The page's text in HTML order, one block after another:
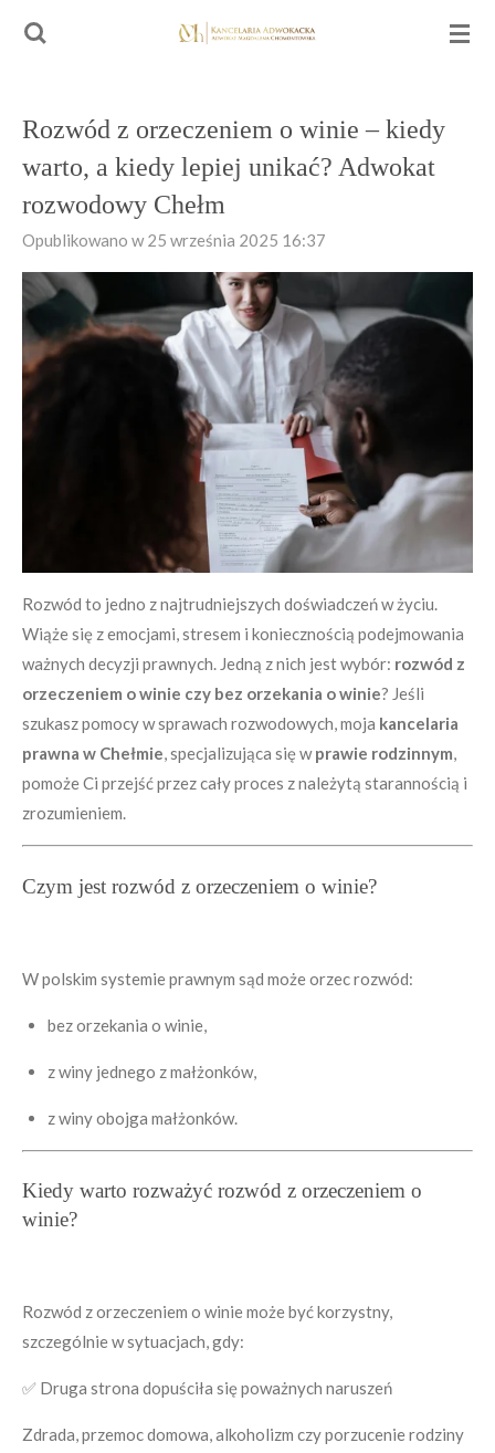
Przejdź
Rozwód z orzeczeniem o winie – kiedy
warto, a kiedy lepiej unikać? Adwokat
rozwodowy Chełm
Opublikowano w 25 września 2025 16:37
Rozwód to jedno z najtrudniejszych doświadczeń w życiu.
Wiąże się z emocjami, stresem i koniecznością podejmowania
ważnych decyzji prawnych. Jedną z nich jest wybór: rozwód z
orzeczeniem o winie czy bez orzekania o winie? Jeśli
szukasz pomocy w sprawach rozwodowych, moja kancelaria
prawna w Chełmie, specjalizująca się wprawie rodzinnym,
pomoże Ci przejść przez cały proces z należytą starannością i
zrozumieniem.
Czym jest rozwód z orzeczeniem o winie?
W polskim systemie prawnym sąd może orzec rozwód:
bez orzekania o winie,
z winy jednego z małżonków,
z winy obojga małżonków.
Kiedy warto rozważyć rozwód z orzeczeniem o
winie?
Rozwód z orzeczeniem o winie może być korzystny,
szczególnie w sytuacjach, gdy:
✅ Druga strona dopuściła się poważnych naruszeń
Zdrada, przemoc domowa, alkoholizm czy porzucenie rodziny